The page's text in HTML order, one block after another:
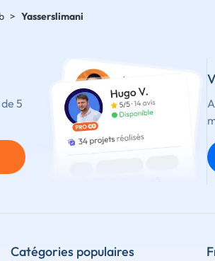
> Yasserslimani
5
Catégories populaires